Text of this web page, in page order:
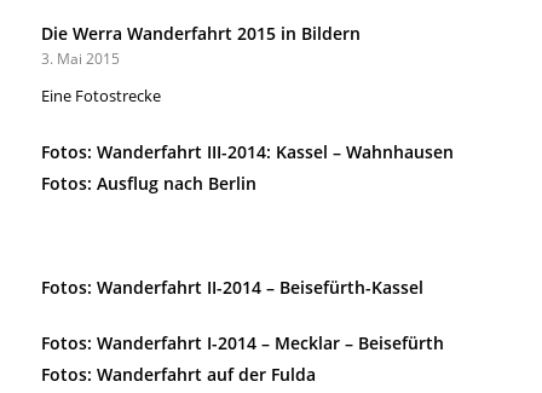
Die Werra Wanderfahrt 2015 in Bildern
3. Mai 2015
Eine Fotostrecke
Fotos: Wanderfahrt III-2014: Kassel – Wahnhausen
Fotos: Ausflug nach Berlin
Fotos: Wanderfahrt II-2014 – Beisefürth-Kassel
Fotos: Wanderfahrt I-2014 – Mecklar – Beisefürth
Fotos: Wanderfahrt auf der Fulda